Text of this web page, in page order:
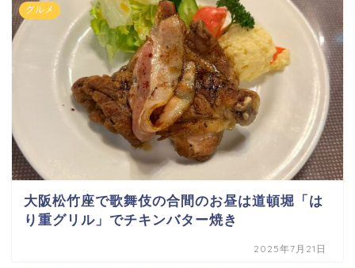
グルメ
大阪松竹座で歌舞伎の合間のお昼は道頓堀「は
り重グリル」でチキンバター焼き
2025年7月21日